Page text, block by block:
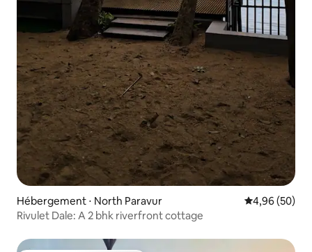
Hébergement ⋅ North Paravur Évaluation
4,96 (50)
Rivulet Dale: A 2 bhk riverfront cottage